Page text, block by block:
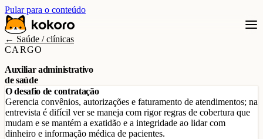
Pular para o conteúdo
← Saúde / clínicas
CARGO
Auxiliar administrativo
de saúde
O desafio de contratação
Gerencia convênios, autorizações e faturamento de atendimentos; na
entrevista é difícil ver se maneja com rigor regras de cobertura que
mudam e se mantém a exatidão e a integridade ao lidar com
dinheiro e informação médica de pacientes.